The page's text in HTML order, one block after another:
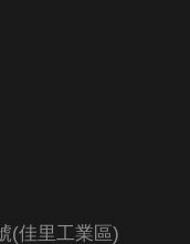
(佳里工業區)